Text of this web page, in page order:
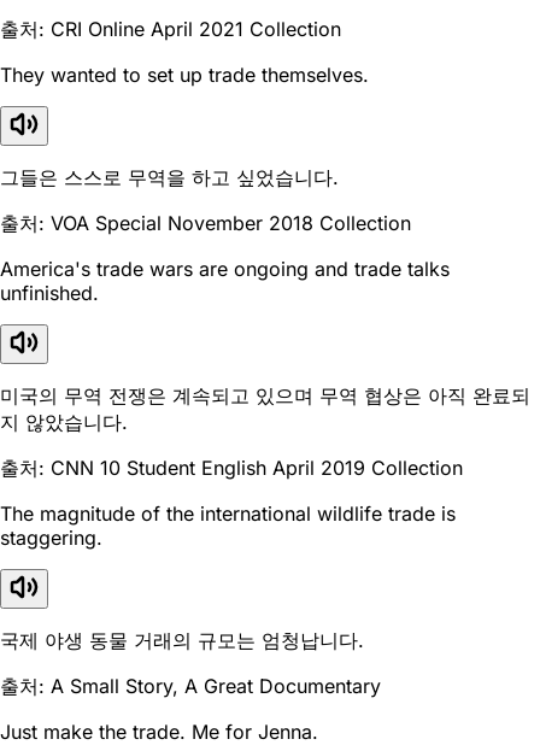
출처: CRI Online April 2021 Collection
They wanted to set up trade themselves.
그들은 스스로 무역을 하고 싶었습니다.
출처: VOA Special November 2018 Collection
America's trade wars are ongoing and trade talks
unfinished.
미국의 무역 전쟁은 계속되고 있으며 무역 협상은 아직 완료되
지 않았습니다.
출처: CNN 10 Student English April 2019 Collection
The magnitude of the international wildlife trade is
staggering.
국제 야생 동물 거래의 규모는 엄청납니다.
출처: A Small Story, A Great Documentary
Just make the trade. Me for Jenna.